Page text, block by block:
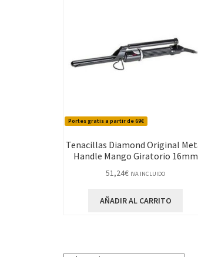
Portes gratis a partir de 69€
Tenacillas Diamond Original
Handle Mango Giratorio 16mm
51,24€ IVA INCLUIDO
AÑADIR AL CARRITO